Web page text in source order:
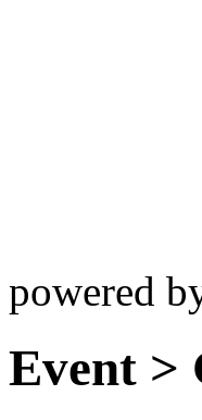
powered
Event >